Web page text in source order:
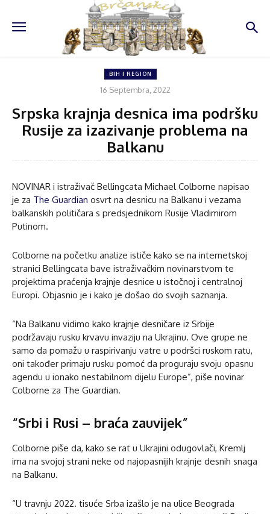
BIH I REGION
16 Septembra, 2022
Srpska krajnja desnica ima podršku
Rusije za izazivanje problema na
Balkanu
NOVINAR i istraživač Bellingcata Michael Colborne napisao
je za The Guardian osvrt na desnicu na Balkanu i vezama
balkanskih političara s predsjednikom Rusije Vladimirom
Putinom.
Colborne na početku analize ističe kako se na internetskoj
stranici Bellingcata bave istraživačkim novinarstvom te
projektima praćenja krajnje desnice u istočnoj i centralnoj
Europi. Objasnio je i kako je došao do svojih saznanja.
“Na Balkanu vidimo kako krajnje desničare iz Srbije
podržavaju rusku krvavu invaziju na Ukrajinu. Ove grupe ne
samo da pomažu u raspirivanju vatre u podršci ruskom ratu,
oni također primaju rusku pomoć da proguraju svoju opasnu
agendu u ionako nestabilnom dijelu Europe”, piše novinar
Colborne za The Guardian.
“Srbi i Rusi – braća zauvijek”
Colborne piše da, kako se rat u Ukrajini odugovlači, Kremlj
ima na svojoj strani neke od najopasnijih krajnje desnih snaga
na Balkanu.
“U travnju 2022. tisuće Srba izašlo je na ulice Beograda